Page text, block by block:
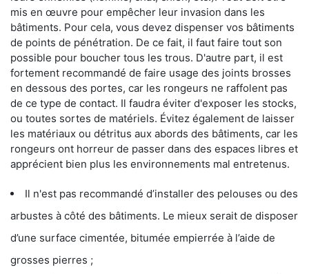
mis en œuvre pour empêcher leur invasion dans les
bâtiments. Pour cela, vous devez dispenser vos bâtiments
de points de pénétration. De ce fait, il faut faire tout son
possible pour boucher tous les trous. D'autre part, il est
fortement recommandé de faire usage des joints brosses
en dessous des portes, car les rongeurs ne raffolent pas
de ce type de contact. Il faudra éviter d'exposer les stocks,
ou toutes sortes de matériels. Évitez également de laisser
les matériaux ou détritus aux abords des bâtiments, car les
rongeurs ont horreur de passer dans des espaces libres et
apprécient bien plus les environnements mal entretenus.
Il n'est pas recommandé d’installer des pelouses ou des
arbustes à côté des bâtiments. Le mieux serait de disposer
d’une surface cimentée, bitumée empierrée à l’aide de
grosses pierres ;